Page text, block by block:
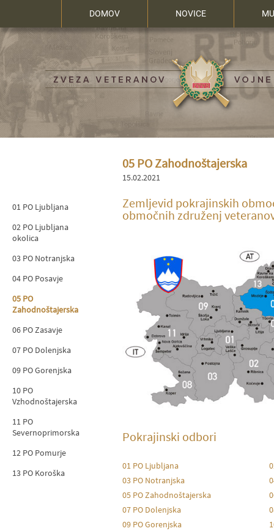
DOMOV NOVICE
01 PO Ljubljana
02 PO Ljubljana
okolica
03 PO Notranjska
04 PO Posavje
05 PO
Zahodnoštajerska
06 PO Zasavje
07 PO Dolenjska
09 PO Gorenjska
10 PO
Vzhodnoštajerska
11 PO
Severnoprimorska
12 PO Pomurje
13 PO Koroška
05 PO Zahodnoštajerska
15.02.2021
Zemljevid pokrajinskih
območnih združenj
Pokrajinski odbori
01 PO Ljubljana
03 PO Notranjska
05 PO Zahodnoštajerska
07 PO Dolenjska
09 PO Gorenjska